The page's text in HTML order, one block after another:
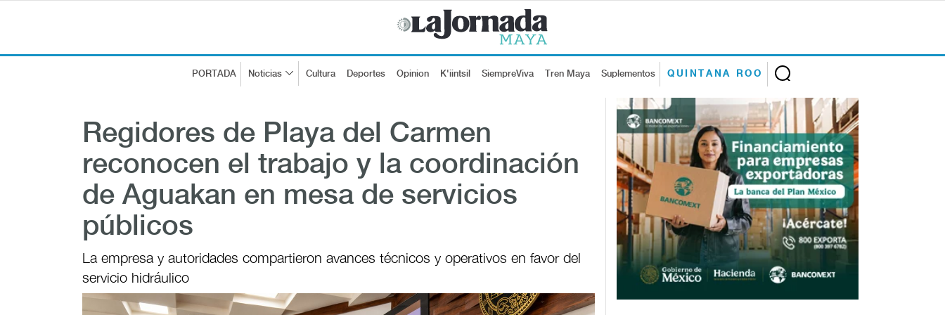
PORTADA Noticias Cultura Deportes Opinion K'iintsil SiempreViva Tren Maya Suplementos QUINTANA ROO
Regidores de Playa del Carmen
reconocen el trabajo y la coordinación
de Aguakan en mesa de servicios
públicos
La empresa y autoridades compartieron avances técnicos y operativos en favor del
servicio hidráulico